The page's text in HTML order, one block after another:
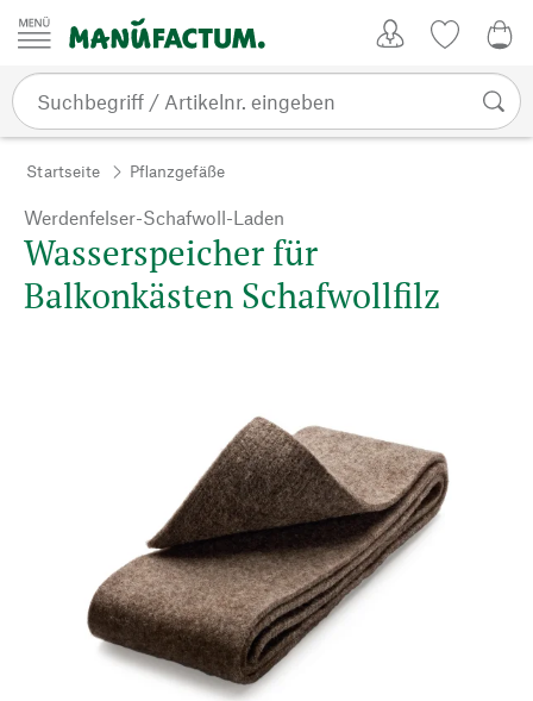
Zum Inhalt springen
Startseite Pflanzgefäße
Werdenfelser-Schafwoll-Laden
Wasserspeicher für
Balkonkästen Schafwollfilz